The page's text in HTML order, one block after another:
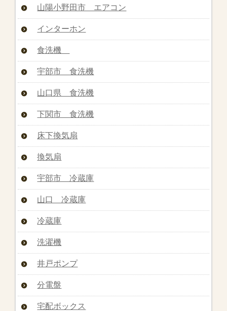
山陽小野田市 エアコン
インターホン
食洗機
宇部市 食洗機
山口県 食洗機
下関市 食洗機
床下換気扇
換気扇
宇部市 冷蔵庫
山口 冷蔵庫
冷蔵庫
洗濯機
井戸ポンプ
分電盤
宅配ボックス